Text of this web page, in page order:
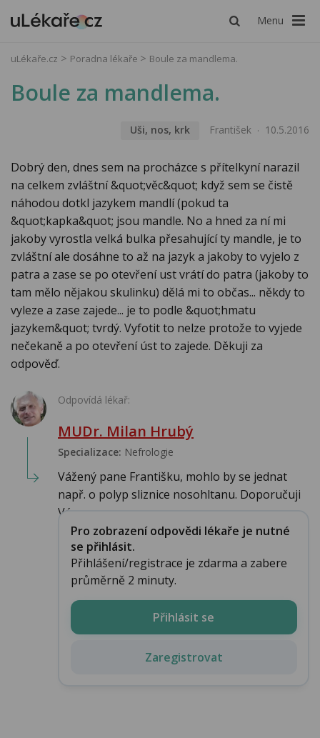
Menu
uLékaře.cz Poradna lékaře Boule za mandlema.
Boule za mandlema.
Uši, nos, krk František 10.5.2016
Dobrý den, dnes sem na procházce s přítelkyní narazil
na celkem zvláštní &quot;věc&quot; když sem se čistě
náhodou dotkl jazykem mandlí (pokud ta
&quot;kapka&quot; jsou mandle. No a hned za ní mi
jakoby vyrostla velká bulka přesahující ty mandle, je to
zvláštní ale dosáhne to až na jazyk a jakoby to vyjelo z
patra a zase se po otevření ust vrátí do patra (jakoby to
tam mělo nějakou skulinku) dělá mi to občas... někdy to
vyleze a zase zajede... je to podle &quot;hmatu
jazykem&quot; tvrdý. Vyfotit to nelze protože to vyjede
nečekaně a po otevření úst to zajede. Děkuji za
odpověď.
Odpovídá lékař:
MUDr. Milan Hrubý
Specializace: Nefrologie
Vážený pane Františku, mohlo by se jednat
např. o polyp sliznice nosohltanu. Doporučuji
Vám v...
Pro zobrazení odpovědi lékaře je nutné
se přihlásit.
Přihlášení/registrace je zdarma a zabere
průměrně 2 minuty.
Přihlásit se
Zaregistrovat